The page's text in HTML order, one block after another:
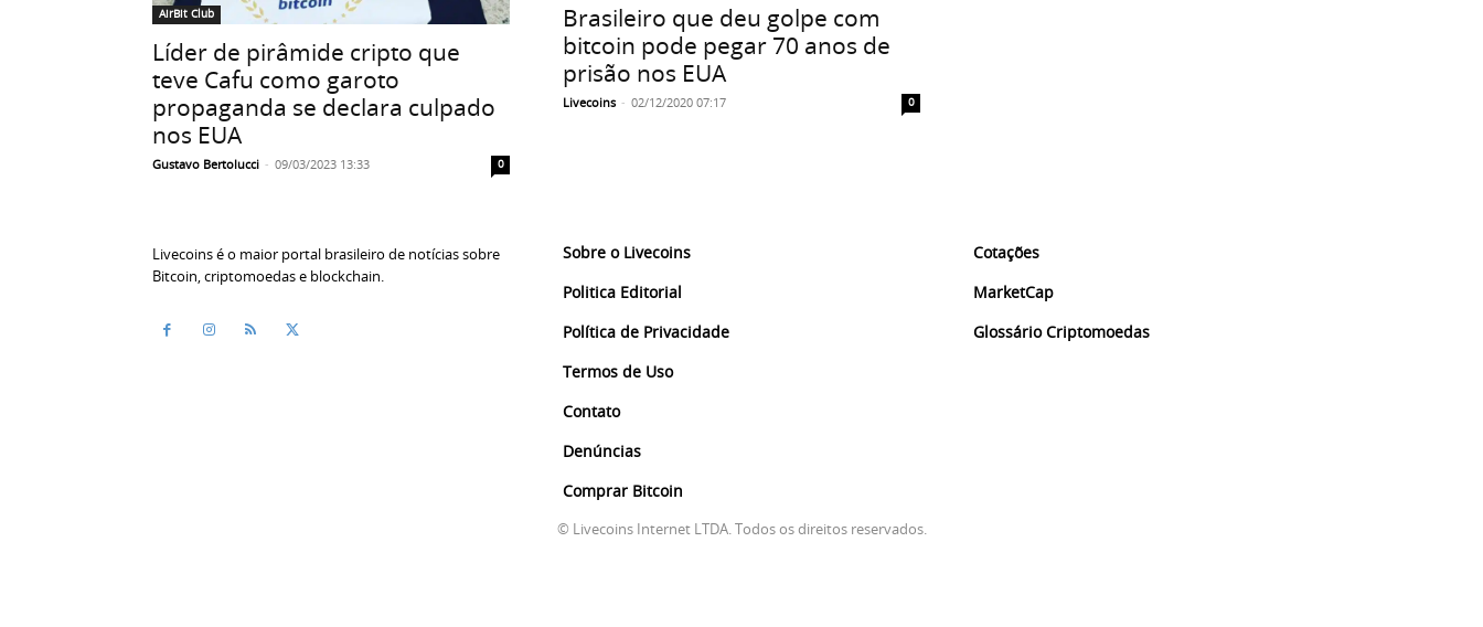
AirBit Club
Líder de pirâmide cripto que
teve Cafu como garoto
propaganda se declara culpado
nos EUA
Gustavo Bertolucci - 09/03/2023 13:33 0
Brasileiro que deu golpe com
bitcoin pode pegar 70 anos de
prisão nos EUA
Livecoins - 02/12/2020 07:17 0
Livecoins é o maior portal brasileiro de notícias sobre
Bitcoin, criptomoedas e blockchain.
Sobre o Livecoins
Politica Editorial
Política de Privacidade
Termos de Uso
Contato
Denúncias
Comprar Bitcoin
Cotações
MarketCap
Glossário Criptomoedas
© Livecoins Internet LTDA. Todos os direitos reservados.